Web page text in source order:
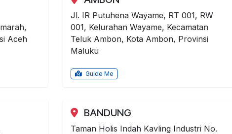
Aceh
Jl. IR Putuhena Wayame, RT 001, RW
001, Kelurahan Wayame, Kecamatan
Teluk Ambon, Kota Ambon, Provinsi
Maluku
Guide Me
BANDUNG
Taman Holis Indah Kavling Industri No.